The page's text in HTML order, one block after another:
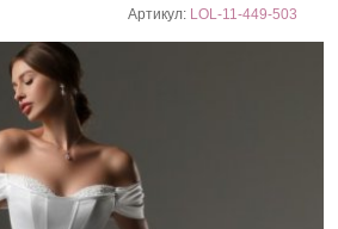
Артикул: LOL-11-449-503